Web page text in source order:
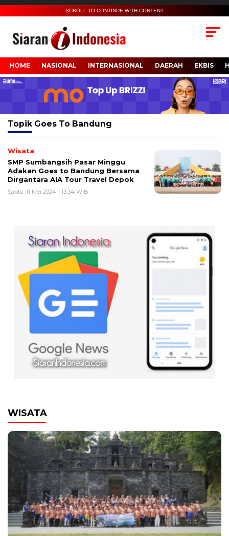
SCROLL TO CONTINUE WITH CONTENT
HOME NASIONAL INTERNASIONAL DAERAH EKBIS
Topik Goes To Bandung
Wisata
SMP Sumbangsih Pasar Minggu
Adakan Goes to Bandung Bersama
Dirgantara AIA Tour Travel Depok
Sabtu, 11 Mei 2024 - 13:34 WIB
WISATA